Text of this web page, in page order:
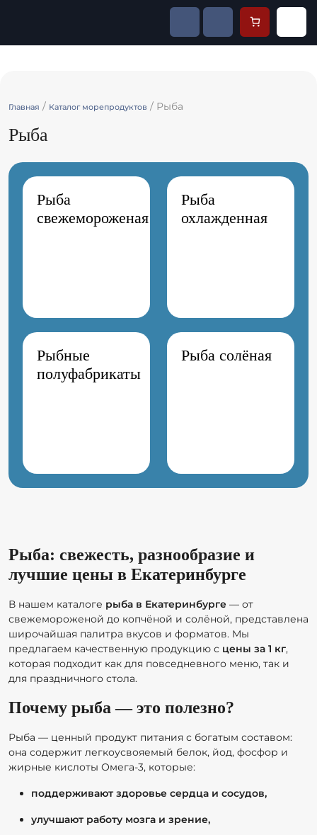
Главная / Каталог морепродуктов / Рыба
Рыба
Рыба
свежемороженая
Рыба
охлажденная
Рыбные
полуфабрикаты
Рыба солёная
Рыба: свежесть, разнообразие и
лучшие цены в Екатеринбурге
В нашем каталоге рыба в Екатеринбурге — от
свежемороженой до копчёной и солёной, представлена
широчайшая палитра вкусов и форматов. Мы
предлагаем качественную продукцию с цены за 1 кг,
которая подходит как для повседневного меню, так и
для праздничного стола.
Почему рыба — это полезно?
Рыба — ценный продукт питания с богатым составом:
она содержит легкоусвояемый белок, йод, фосфор и
жирные кислоты Омега‑3, которые:
поддерживают здоровье сердца и сосудов,
улучшают работу мозга и зрение,